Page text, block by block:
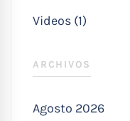
Videos (1)
ARCHIVOS
Agosto 2026